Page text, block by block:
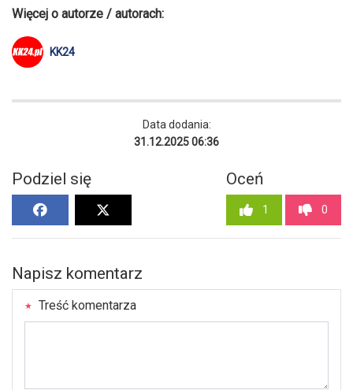
Więcej o autorze / autorach:
KK24
Data dodania:
31.12.2025 06:36
Podziel się Oceń
1 0
Napisz komentarz
Treść komentarza